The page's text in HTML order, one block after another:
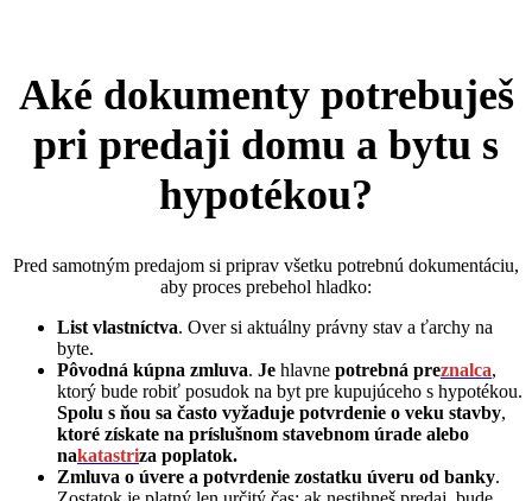
Aké dokumenty potrebuješ
pri predaji domu a bytu s
hypotékou?
Pred samotným predajom si priprav všetku potrebnú dokumentáciu,
aby proces prebehol hladko:
List vlastníctva. Over si aktuálny právny stav a ťarchy na
byte.
Pôvodná kúpna zmluva. Je hlavne potrebná preznalca,
ktorý bude robiť posudok na byt pre kupujúceho s hypotékou.
Spolu s ňou sa často vyžaduje potvrdenie o veku stavby,
ktoré získate na príslušnom stavebnom úrade alebo
nakatastriza poplatok.
Zmluva o úvere a potvrdenie zostatku úveru od banky.